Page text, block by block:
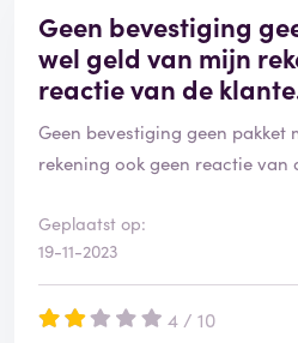
Geen bevestiging
wel geld van mijn
reactie van de
Geen bevestiging geen
rekening ook geen reactie van
Geplaatst op:
19-11-2023
4 / 10